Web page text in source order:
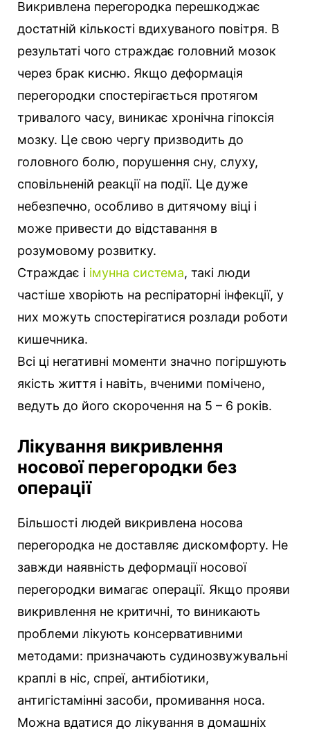
Викривлена перегородка перешкоджає
достатній кількості вдихуваного повітря. В
результаті чого страждає головний мозок
через брак кисню. Якщо деформація
перегородки спостерігається протягом
тривалого часу, виникає хронічна гіпоксія
мозку. Це свою чергу призводить до
головного болю, порушення сну, слуху,
сповільненій реакції на події. Це дуже
небезпечно, особливо в дитячому віці і
може привести до відставання в
розумовому розвитку.
Страждає і імунна система, такі люди
частіше хворіють на респіраторні інфекції, у
них можуть спостерігатися розлади роботи
кишечника.
Всі ці негативні моменти значно погіршують
якість життя і навіть, вченими помічено,
ведуть до його скорочення на 5 – 6 років.
Лікування викривлення
носової перегородки без
операції
Більшості людей викривлена носова
перегородка не доставляє дискомфорту. Не
завжди наявність деформації носової
перегородки вимагає операції. Якщо прояви
викривлення не критичні, то виникають
проблеми лікують консервативними
методами: призначають судинозвужувальні
краплі в ніс, спреї, антибіотики,
антигістамінні засоби, промивання носа.
Можна вдатися до лікування в домашніх